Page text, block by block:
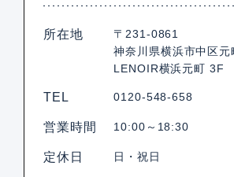
所在地
〒231-0861
神奈川県横浜市中区元
LENOIR横浜元町 3F
TEL 0120-548-658
営業時間 10:00～18:30
定休日 日・祝日